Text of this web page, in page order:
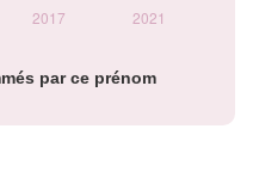
par ce prénom